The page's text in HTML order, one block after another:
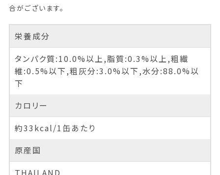
合がございます。
栄養成分
タンパク質:10.0%以上,脂質:0.3%以上,粗繊
維:0.5%以下,粗灰分:3.0%以下,水分:88.0%以
下
カロリー
約33kcal/1缶あたり
原産国
THAILAND